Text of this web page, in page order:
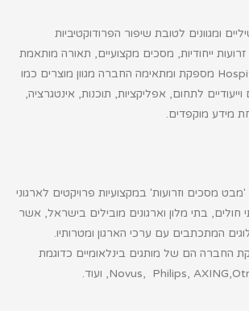
ומגוונים לטובת שיפור הפרודוקטיביות
ייחודיות, מסכים מקצועיים, תאורה מותאמת
מספקת ומתאימה החברה מגוון מוצרים כמו
לתחום, אפליקציות, תוכנות, אינטגרציה,
מידע מוקפדים.
מסכים וזרועות' במקצועיות פרויקטים לארגוני
חולים, בתי מלון וארגונים מובילים בישראל, אשר
המתכתבים עם ערכי הארגון ומטרותיו.
החברה הם של מותגים בינלאומיים כדוגמת
Novus, Philips, AXING, , ועוד.